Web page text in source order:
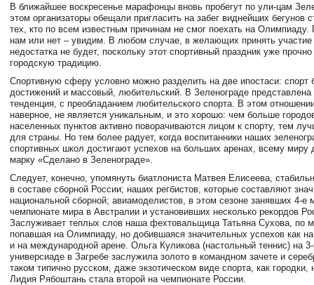
В ближайшее воскресенье марафонцы вновь пробегут по ули-цам
этом организаторы обещали пригласить на забег виднейших бегунов
тех, кто по всем известным причинам не смог поехать на Олимпиаду.
нам или нет – увидим. В любом случае, в желающих принять участие
недостатка не будет, поскольку этот спортивный праздник уже
городскую традицию.
Спортивную сферу условно можно разделить на две ипостаси: спорт
достижений и массовый, любительский. В Зеленограде представлена
тенденция, с преобладанием любительского спорта. В этом
наверное, не является уникальным, и это хорошо: чем больше
населенных пунктов активно поворачиваются лицом к спорту, тем
для страны. Но тем более радует, когда воспитанники наших
спортивных школ достигают успехов на больших аренах, всему миру
марку «Сделано в Зеленограде».
Следует, конечно, упомянуть биатлониста Матвея Елисеева,
в составе сборной России; наших регбистов, которые составляют
национальной сборной; авиамоделистов, в этом сезоне занявших 4-е
чемпионате мира в Австралии и установивших несколько рекордов
Заслуживает теплых слов наша фехтовальщица Татьяна Сухова, по
попавшая на Олимпиаду, но добившаяся значительных успехов как на
и на международной арене. Ольга Куликова (настольный теннис) на
универсиаде в Загребе заслужила золото в командном зачете и
таком типично русском, даже экзотическом виде спорта, как городки,
Лидия Рябоштань стала второй на чемпионате России.